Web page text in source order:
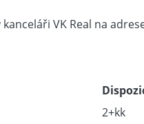
VK Real na
2+kk